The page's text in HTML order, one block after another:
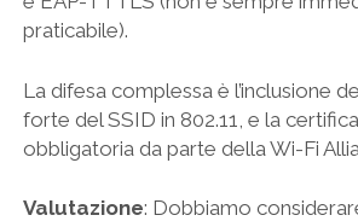
praticabile).
La difesa complessa è l’inclusione
forte del SSID in 802.11, e la
obbligatoria da parte della Wi-Fi
Valutazione: Dobbiamo